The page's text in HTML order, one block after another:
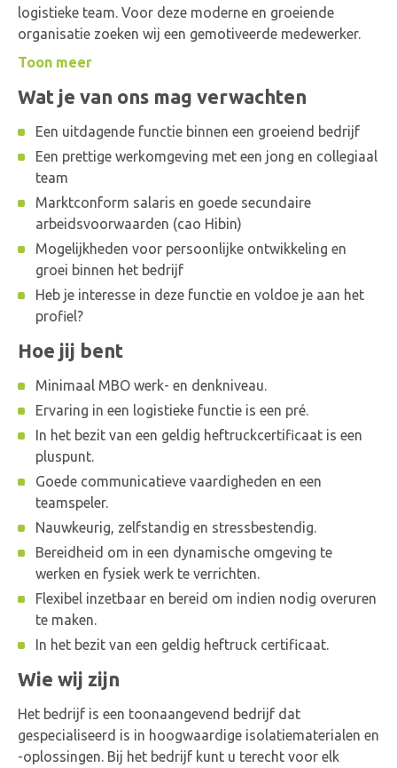
logistieke team. Voor deze moderne en groeiende
organisatie zoeken wij een gemotiveerde medewerker.
Toon meer
Wat je van ons mag verwachten
Een uitdagende functie binnen een groeiend bedrijf
Een prettige werkomgeving met een jong en collegiaal
team
Marktconform salaris en goede secundaire
arbeidsvoorwaarden (cao Hibin)
Mogelijkheden voor persoonlijke ontwikkeling en
groei binnen het bedrijf
Heb je interesse in deze functie en voldoe je aan het
profiel?
Hoe jij bent
Minimaal MBO werk- en denkniveau.
Ervaring in een logistieke functie is een pré.
In het bezit van een geldig heftruckcertificaat is een
pluspunt.
Goede communicatieve vaardigheden en een
teamspeler.
Nauwkeurig, zelfstandig en stressbestendig.
Bereidheid om in een dynamische omgeving te
werken en fysiek werk te verrichten.
Flexibel inzetbaar en bereid om indien nodig overuren
te maken.
In het bezit van een geldig heftruck certificaat.
Wie wij zijn
Het bedrijf is een toonaangevend bedrijf dat
gespecialiseerd is in hoogwaardige isolatiematerialen en
-oplossingen. Bij het bedrijf kunt u terecht voor elk